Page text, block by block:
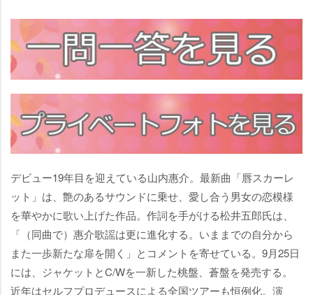
デビュー19年目を迎えている山内惠介。最新曲「唇スカーレ
ット」は、艶のあるサウンドに乗せ、愛し合う男女の恋模様
を華やかに歌い上げた作品。作詞を手がける松井五郎氏は、
「（同曲で）惠介歌謡は更に進化する。いままでの自分から
また一歩新たな扉を開く」とコメントを寄せている。9月25日
には、ジャケットとC/Wを一新した桃盤、蒼盤を発売する。
近年はセルフプロデュースによる全国ツアーも恒例化。演